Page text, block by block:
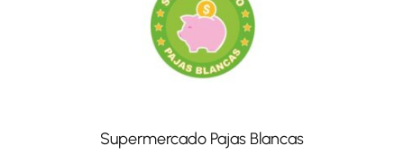
Supermercado Pajas Blancas